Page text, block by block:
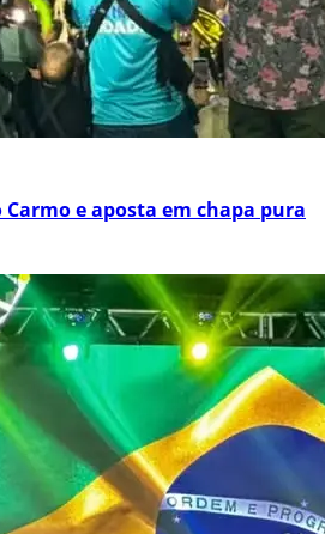
e aposta em chapa pura